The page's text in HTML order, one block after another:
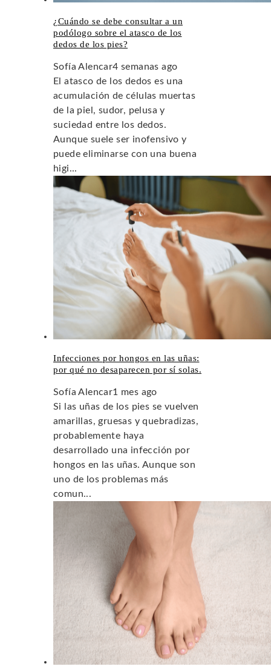
¿Cuándo se debe consultar a un
podólogo sobre el atasco de los
dedos de los pies?
Sofía Alencar4 semanas ago
El atasco de los dedos es una
acumulación de células muertas
de la piel, sudor, pelusa y
suciedad entre los dedos.
Aunque suele ser inofensivo y
puede eliminarse con una buena
higi...
Infecciones por hongos en las uñas:
por qué no desaparecen por sí solas.
Sofía Alencar1 mes ago
Si las uñas de los pies se vuelven
amarillas, gruesas y quebradizas,
probablemente haya
desarrollado una infección por
hongos en las uñas. Aunque son
uno de los problemas más
comun...